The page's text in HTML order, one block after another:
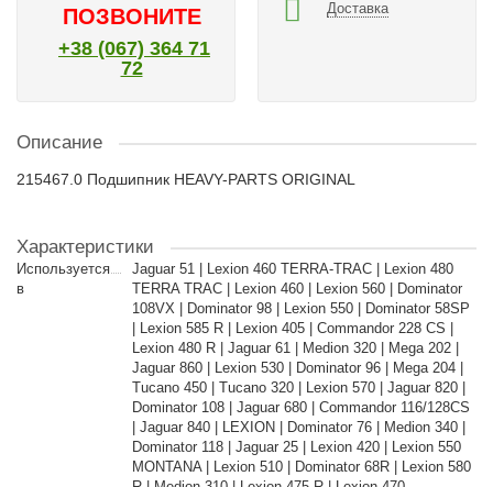
ПОЗВОНИТЕ
+38 (067) 364 71
72
Доставка
Описание
215467.0 Подшипник HEAVY-PARTS ORIGINAL
Характеристики
Используется
в
Jaguar 51 | Lexion 460 TERRA-TRAC | Lexion 480
TERRA TRAC | Lexion 460 | Lexion 560 | Dominator
108VX | Dominator 98 | Lexion 550 | Dominator 58SP
| Lexion 585 R | Lexion 405 | Commandor 228 CS |
Lexion 480 R | Jaguar 61 | Medion 320 | Mega 202 |
Jaguar 860 | Lexion 530 | Dominator 96 | Mega 204 |
Tucano 450 | Tucano 320 | Lexion 570 | Jaguar 820 |
Dominator 108 | Jaguar 680 | Commandor 116/128CS
| Jaguar 840 | LEXION | Dominator 76 | Medion 340 |
Dominator 118 | Jaguar 25 | Lexion 420 | Lexion 550
MONTANA | Lexion 510 | Dominator 68R | Lexion 580